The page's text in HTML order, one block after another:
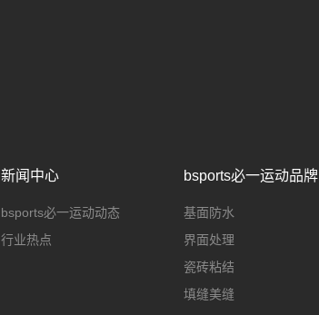
新闻中心
bsports必一运动动态
行业热点
bsports必一运动品牌
基面防水
界面处理
瓷砖粘结
填缝美缝